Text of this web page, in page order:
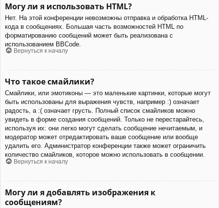
Могу ли я использовать HTML?
Нет. На этой конференции невозможны отправка и обработка HTML-
кода в сообщениях. Большая часть возможностей HTML по
форматированию сообщений может быть реализована с
использованием BBCode.
Вернуться к началу
Что такое смайлики?
Смайлики, или эмотиконы — это маленькие картинки, которые могут
быть использованы для выражения чувств, например :) означает
радость, а :( означает грусть. Полный список смайликов можно
увидеть в форме создания сообщений. Только не перестарайтесь,
используя их: они легко могут сделать сообщение нечитаемым, и
модератор может отредактировать ваше сообщение или вообще
удалить его. Администратор конференции также может ограничить
количество смайликов, которое можно использовать в сообщении.
Вернуться к началу
Могу ли я добавлять изображения к
сообщениям?